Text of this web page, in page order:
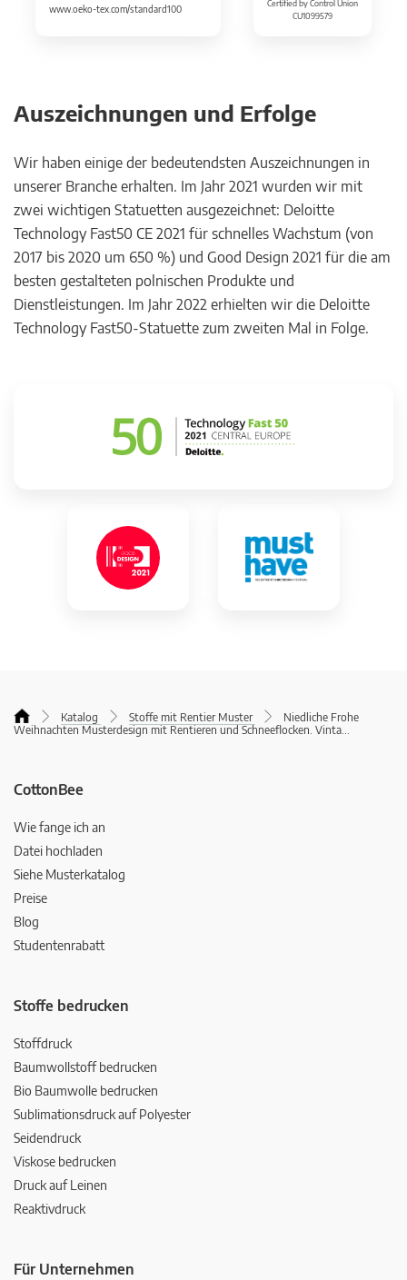
www.oeko-tex.com/standard100
Certified by Control Union
CU1099579
Auszeichnungen und Erfolge
Wir haben einige der bedeutendsten Auszeichnungen in
unserer Branche erhalten. Im Jahr 2021 wurden wir mit
zwei wichtigen Statuetten ausgezeichnet: Deloitte
Technology Fast50 CE 2021 für schnelles Wachstum (von
2017 bis 2020 um 650 %) und Good Design 2021 für die am
besten gestalteten polnischen Produkte und
Dienstleistungen. Im Jahr 2022 erhielten wir die Deloitte
Technology Fast50-Statuette zum zweiten Mal in Folge.
Katalog Stoffe mit Rentier Muster
Niedliche Frohe
Weihnachten Musterdesign mit Rentieren und Schneeflocken. Vinta...
CottonBee
Wie fange ich an
Datei hochladen
Siehe Musterkatalog
Preise
Blog
Studentenrabatt
Stoffe bedrucken
Stoffdruck
Baumwollstoff bedrucken
Bio Baumwolle bedrucken
Sublimationsdruck auf Polyester
Seidendruck
Viskose bedrucken
Druck auf Leinen
Reaktivdruck
Für Unternehmen